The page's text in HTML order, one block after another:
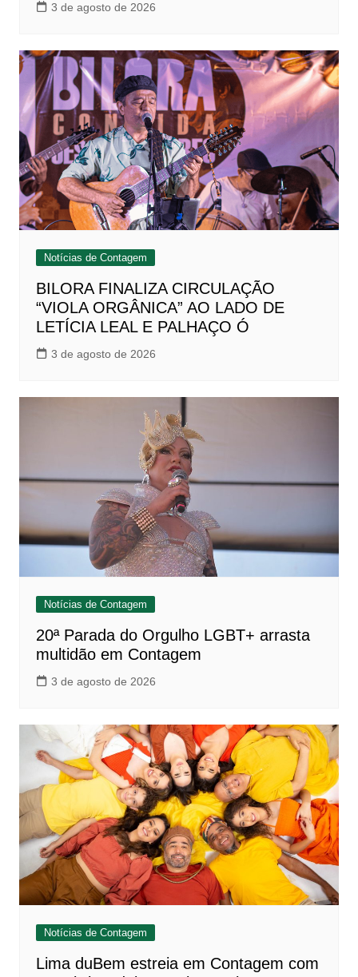
3 de agosto de 2026
Notícias de Contagem
BILORA FINALIZA CIRCULAÇÃO
“VIOLA ORGÂNICA” AO LADO DE
LETÍCIA LEAL E PALHAÇO Ó
3 de agosto de 2026
Notícias de Contagem
20ª Parada do Orgulho LGBT+ arrasta
multidão em Contagem
3 de agosto de 2026
Notícias de Contagem
Lima duBem estreia em Contagem com